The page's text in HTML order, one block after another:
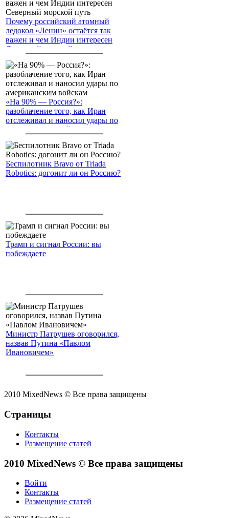
Почему российский атомный
ледокол «Ленин» остаётся так
важен и чем Индии интересен
Северный морской путь
«На 90% — Россия?»:
разоблачение того, как Иран
отслеживал и наносил удары по
американским войскам
Беспилотник Bravo от Triada
Robotics: догонит ли он Россию?
Трамп и сигнал России: вы
побеждаете
Министр Патрушев оговорился,
назвав Путина «Павлом
Ивановичем»
2010 MixedNews © Все права защищены
Страницы
Контакты
Размещение статей
2010 MixedNews © Все права защищены
Войти
Контакты
Размещение статей